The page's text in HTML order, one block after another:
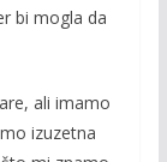
bi mogla da
ali imamo
izuzetna